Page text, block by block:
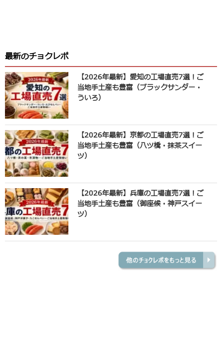
最新のチョクレポ
【2026年最新】愛知の工場直売7選！ご
当地手土産も豊富（ブラックサンダー・
ういろ）
【2026年最新】京都の工場直売7選！ご
当地手土産も豊富（八ツ橋・抹茶スイー
ツ）
【2026年最新】兵庫の工場直売7選！ご
当地手土産も豊富（御座候・神戸スイー
ツ）